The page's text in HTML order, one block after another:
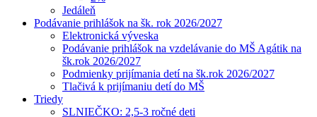
Jedáleň
Podávanie prihlášok na šk. rok 2026/2027
Elektronická výveska
Podávanie prihlášok na vzdelávanie do MŠ Agátik na
šk.rok 2026/2027
Podmienky prijímania detí na šk.rok 2026/2027
Tlačivá k prijímaniu detí do MŠ
Triedy
SLNIEČKO: 2,5-3 ročné deti